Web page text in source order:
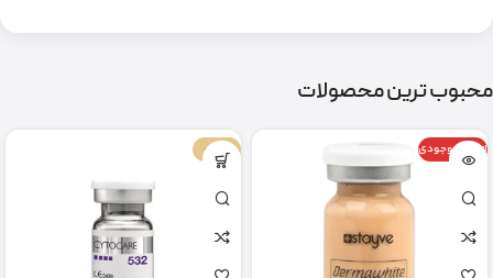
محبوب ترین محصولات
اتمام موجودی -67%